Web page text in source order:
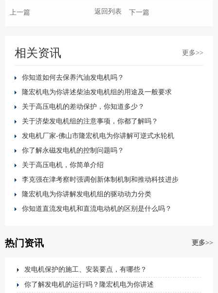
上一篇 下一篇
返回列表
相关资讯 更多>>
你知道如何去保养汽油发电机吗？
隆宏机电为你讲述柴油发电机组的用途及一般要求
关于高压电机的差动保护，你知道多少？
关于济柴发电机组的注意事项，你都了解吗？
发电机厂家-佛山市隆宏机电为你讲解可逆式水轮机
你了解永磁发电机的控制问题吗？
关于高压电机，你简单介绍
李克强在津考察时强调创新体制机制和推动科技进步
隆宏机电为你讲解发电机组的驱动动力分类
你知道直流发电机和直流电动机的区别是什么吗？
热门资讯 更多>>
发电机保护的施工、安装要点，有哪些？
你了解发电机的运行吗？隆宏机电为你讲述